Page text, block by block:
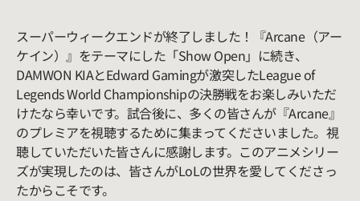
スーパーウィークエンドが終了しました！『Arcane（アー
ケイン）』をテーマにした「Show Open」に続き、
DAMWON KIAとEdward Gamingが激突したLeague of
Legends World Championshipの決勝戦をお楽しみいただ
けたなら幸いです。試合後に、多くの皆さんが『Arcane』
のプレミアを視聴するために集まってくださいました。視
聴していただいた皆さんに感謝します。このアニメシリー
ズが実現したのは、皆さんがLoLの世界を愛してくださっ
たからこそです。